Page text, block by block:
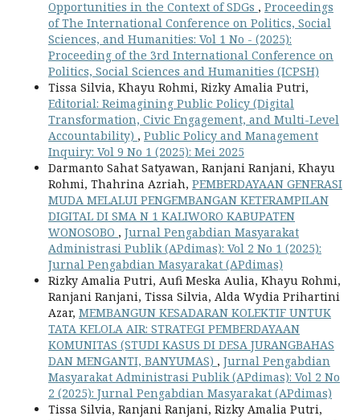
Opportunities in the Context of SDGs , Proceedings
of The International Conference on Politics, Social
Sciences, and Humanities: Vol 1 No - (2025):
Proceeding of the 3rd International Conference on
Politics, Social Sciences and Humanities (ICPSH)
Tissa Silvia, Khayu Rohmi, Rizky Amalia Putri,
Editorial: Reimagining Public Policy (Digital
Transformation, Civic Engagement, and Multi-Level
Accountability) , Public Policy and Management
Inquiry: Vol 9 No 1 (2025): Mei 2025
Darmanto Sahat Satyawan, Ranjani Ranjani, Khayu
Rohmi, Thahrina Azriah, PEMBERDAYAAN GENERASI
MUDA MELALUI PENGEMBANGAN KETERAMPILAN
DIGITAL DI SMA N 1 KALIWORO KABUPATEN
WONOSOBO , Jurnal Pengabdian Masyarakat
Administrasi Publik (APdimas): Vol 2 No 1 (2025):
Jurnal Pengabdian Masyarakat (APdimas)
Rizky Amalia Putri, Aufi Meska Aulia, Khayu Rohmi,
Ranjani Ranjani, Tissa Silvia, Alda Wydia Prihartini
Azar, MEMBANGUN KESADARAN KOLEKTIF UNTUK
TATA KELOLA AIR: STRATEGI PEMBERDAYAAN
KOMUNITAS (STUDI KASUS DI DESA JURANGBAHAS
DAN MENGANTI, BANYUMAS) , Jurnal Pengabdian
Masyarakat Administrasi Publik (APdimas): Vol 2 No
2 (2025): Jurnal Pengabdian Masyarakat (APdimas)
Tissa Silvia, Ranjani Ranjani, Rizky Amalia Putri,